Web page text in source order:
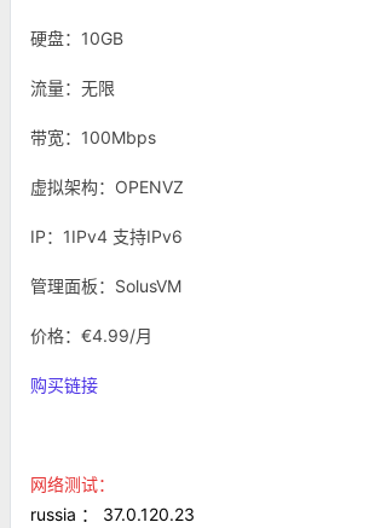
硬盘：10GB
流量：无限
带宽：100Mbps
虚拟架构：OPENVZ
IP：1IPv4 支持IPv6
管理面板：SolusVM
价格：€4.99/月
购买链接
网络测试：
russia ： 37.0.120.23